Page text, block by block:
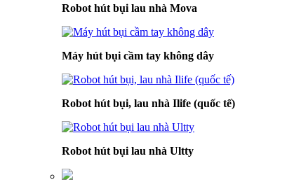
Robot hút bụi lau nhà Mova
Máy hút bụi cầm tay không dây
Robot hút bụi, lau nhà Ilife (quốc tế)
Robot hút bụi lau nhà Ultty